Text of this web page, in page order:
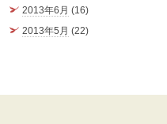
2013年6月 (16)
2013年5月 (22)